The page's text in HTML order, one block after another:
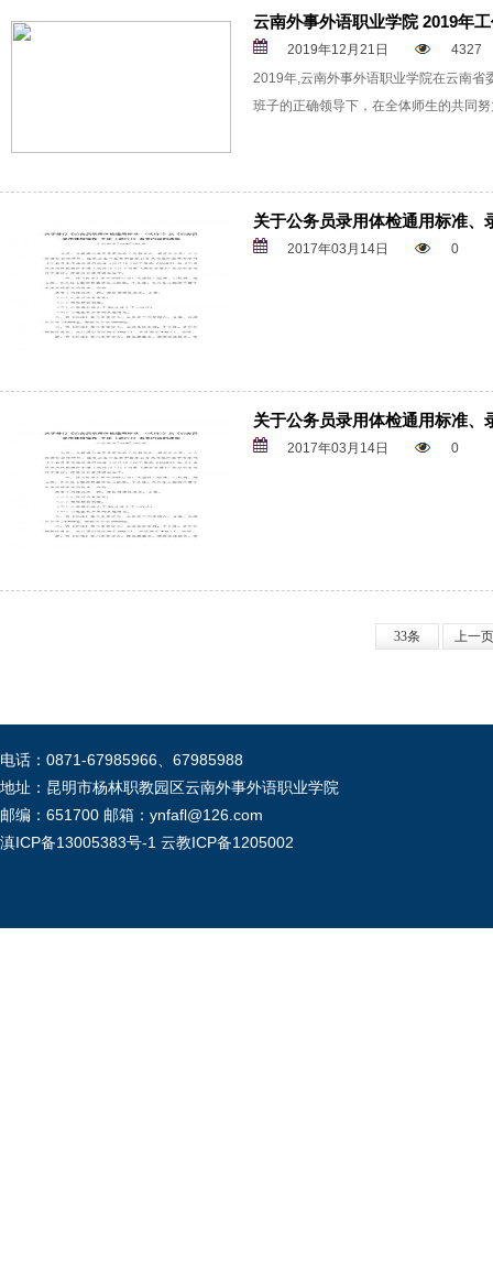
云南外事外语职业学院 2019年
2019年12月21日
4327
2019年,云南外事外语职业学院在云南省
班子的正确领导下，在全体师生的共同
关于公务员录用体检通用标准、
2017年03月14日 0
关于公务员录用体检通用标准、
2017年03月14日 0
33条 上一页
电话：0871-67985966、67985988
地址：昆明市杨林职教园区云南外事外语职业学院
邮编：651700 邮箱：ynfafl@126.com
滇ICP备13005383号-1 云教ICP备1205002